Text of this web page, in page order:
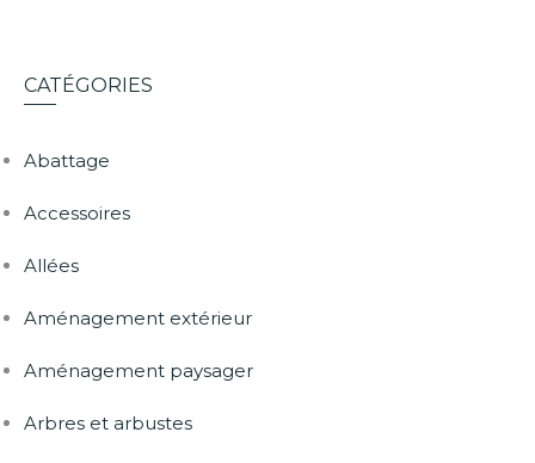
CATÉGORIES
Abattage
Accessoires
Allées
Aménagement extérieur
Aménagement paysager
Arbres et arbustes